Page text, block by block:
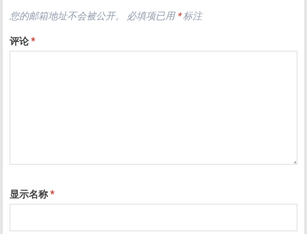
您的邮箱地址不会被公开。 必填项已用 *标注
评论*
显示名称*